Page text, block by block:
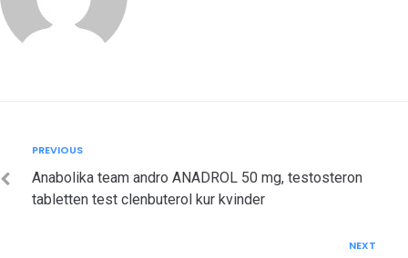
navigation
Previous
PREVIOUS
Anabolika team andro ANADROL 50 mg, testosteron
tabletten test clenbuterol kur kvinder
NEXT